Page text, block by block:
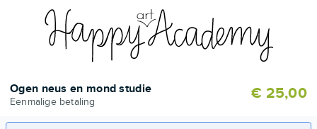
Ogen neus en mond studie
Eenmalige betaling
€ 25,00